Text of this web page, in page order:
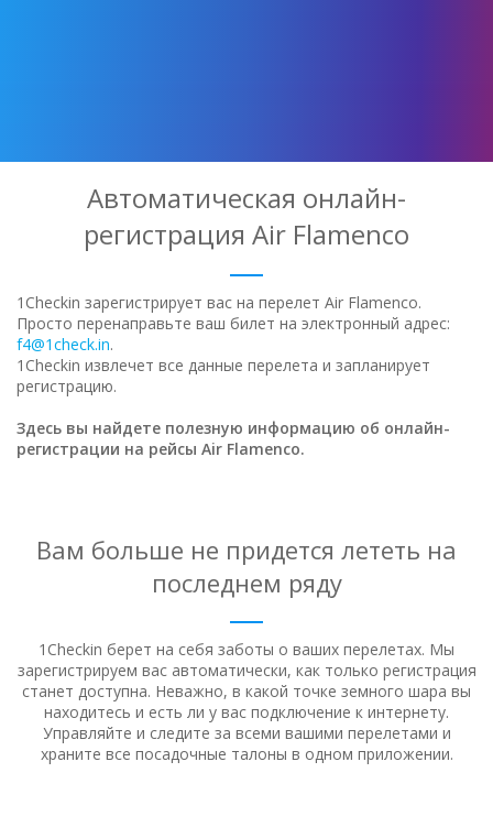
Автоматическая онлайн-
регистрация Air Flamenco
1Checkin зарегистрирует вас на перелет Air Flamenco.
Просто перенаправьте ваш билет на электронный адрес:
f4@1check.in.
1Checkin извлечет все данные перелета и запланирует
регистрацию.
Здесь вы найдете полезную информацию об онлайн-
регистрации на рейсы Air Flamenco.
Вам больше не придется лететь на
последнем ряду
1Checkin берет на себя заботы о ваших перелетах. Мы
зарегистрируем вас автоматически, как только регистрация
станет доступна. Неважно, в какой точке земного шара вы
находитесь и есть ли у вас подключение к интернету.
Управляйте и следите за всеми вашими перелетами и
храните все посадочные талоны в одном приложении.